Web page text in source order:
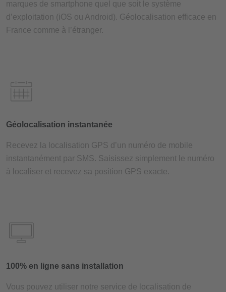
marques de smartphone quel que soit le système
d’exploitation (iOS ou Android). Géolocalisation efficace en
France comme à l’étranger.
Géolocalisation instantanée
Recevez la localisation GPS d’un numéro de mobile
instantanément par SMS. Saisissez simplement le numéro
à localiser et recevez sa position GPS exacte.
100% en ligne sans installation
Vous pouvez utiliser notre service de localisation de